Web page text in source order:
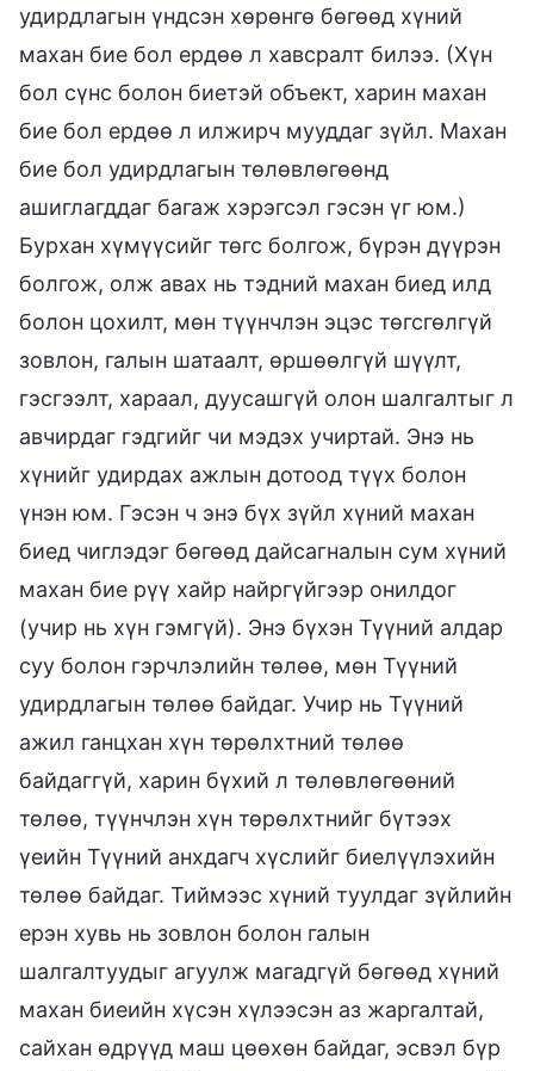
удирдлагын үндсэн хөрөнгө бөгөөд хүний
махан бие бол ердөө л хавсралт билээ. (Хүн
бол сүнс болон биетэй объект, харин махан
бие бол ердөө л илжирч мууддаг зүйл. Махан
бие бол удирдлагын төлөвлөгөөнд
ашиглагддаг багаж хэрэгсэл гэсэн үг юм.)
Бурхан хүмүүсийг төгс болгож, бүрэн дүүрэн
болгож, олж авах нь тэдний махан биед илд
болон цохилт, мөн түүнчлэн эцэс төгсгөлгүй
зовлон, галын шатаалт, өршөөлгүй шүүлт,
гэсгээлт, хараал, дуусашгүй олон шалгалтыг л
авчирдаг гэдгийг чи мэдэх учиртай. Энэ нь
хүнийг удирдах ажлын дотоод түүх болон
үнэн юм. Гэсэн ч энэ бүх зүйл хүний махан
биед чиглэдэг бөгөөд дайсагналын сум хүний
махан бие рүү хайр найргүйгээр онилдог
(учир нь хүн гэмгүй). Энэ бүхэн Түүний алдар
суу болон гэрчлэлийн төлөө, мөн Түүний
удирдлагын төлөө байдаг. Учир нь Түүний
ажил ганцхан хүн төрөлхтний төлөө
байдаггүй, харин бүхий л төлөвлөгөөний
төлөө, түүнчлэн хүн төрөлхтнийг бүтээх
үеийн Түүний анхдагч хүслийг биелүүлэхийн
төлөө байдаг. Тиймээс хүний туулдаг зүйлийн
ерэн хувь нь зовлон болон галын
шалгалтуудыг агуулж магадгүй бөгөөд хүний
махан биеийн хүсэн хүлээсэн аз жаргалтай,
сайхан өдрүүд маш цөөхөн байдаг, эсвэл бүр